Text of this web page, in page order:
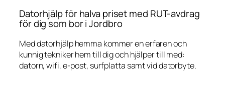
Datorhjälp för halva priset med RUT-avdrag
för dig som bor i Jordbro
Med datorhjälp hemma kommer en erfaren och
kunnig tekniker hem till dig och hjälper till med:
datorn, wifi, e-post, surfplatta samt vid datorbyte.